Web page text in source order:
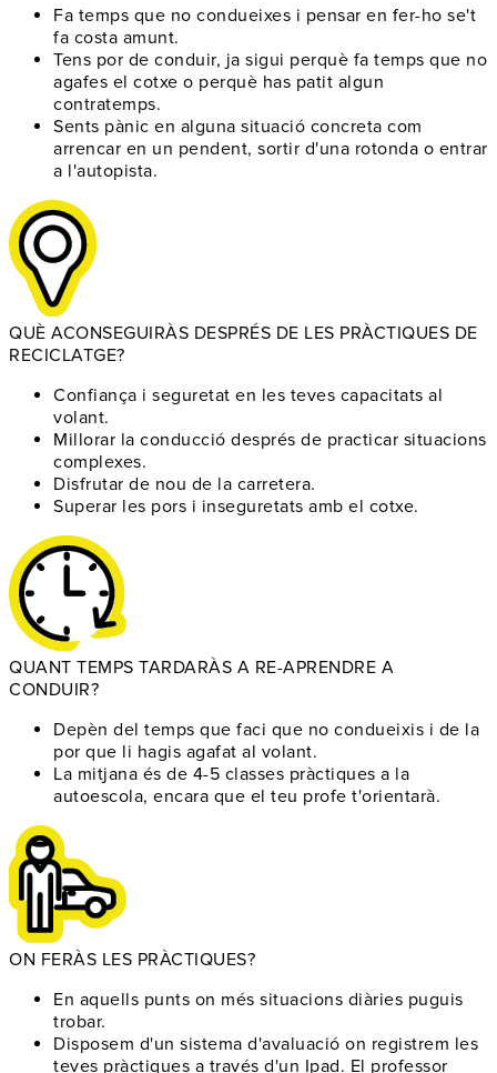
Fa temps que no condueixes i pensar en fer-ho se't
fa costa amunt.
Tens por de conduir, ja sigui perquè fa temps que no
agafes el cotxe o perquè has patit algun
contratemps.
Sents pànic en alguna situació concreta com
arrencar en un pendent, sortir d'una rotonda o entrar
a l'autopista.
QUÈ ACONSEGUIRÀS DESPRÉS DE LES PRÀCTIQUES DE
RECICLATGE?
Confiança i seguretat en les teves capacitats al
volant.
Millorar la conducció després de practicar situacions
complexes.
Disfrutar de nou de la carretera.
Superar les pors i inseguretats amb el cotxe.
QUANT TEMPS TARDARÀS A RE-APRENDRE A
CONDUIR?
Depèn del temps que faci que no condueixis i de la
por que li hagis agafat al volant.
La mitjana és de 4-5 classes pràctiques a la
autoescola, encara que el teu profe t'orientarà.
ON FERÀS LES PRÀCTIQUES?
En aquells punts on més situacions diàries puguis
trobar.
Disposem d'un sistema d'avaluació on registrem les
teves pràctiques a través d'un Ipad. El professor